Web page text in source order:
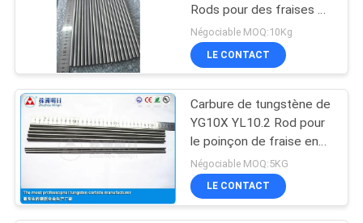
Rods pour des fraises en
bout, outils au carbure
solides
Négociable MOQ:10Kg
LE CONTACT
Carbure de tungstène de
YG10X YL10.2 Rod pour
le poinçon de fraise en
bout et de perceuse
Négociable MOQ:5KG
LE CONTACT